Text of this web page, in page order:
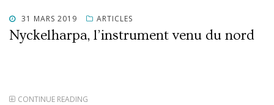
POSTED
ON
31 MARS 2019 ARTICLES
Nyckelharpa, l’instrument venu du nord
CONTINUE READING